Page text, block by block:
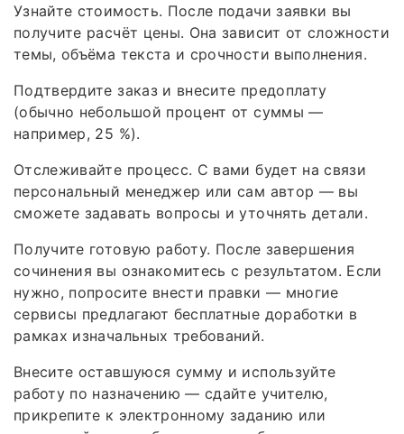
Узнайте стоимость. После подачи заявки вы
получите расчёт цены. Она зависит от сложности
темы, объёма текста и срочности выполнения.
Подтвердите заказ и внесите предоплату
(обычно небольшой процент от суммы —
например, 25 %).
Отслеживайте процесс. С вами будет на связи
персональный менеджер или сам автор — вы
сможете задавать вопросы и уточнять детали.
Получите готовую работу. После завершения
сочинения вы ознакомитесь с результатом. Если
нужно, попросите внести правки — многие
сервисы предлагают бесплатные доработки в
рамках изначальных требований.
Внесите оставшуюся сумму и используйте
работу по назначению — сдайте учителю,
прикрепите к электронному заданию или